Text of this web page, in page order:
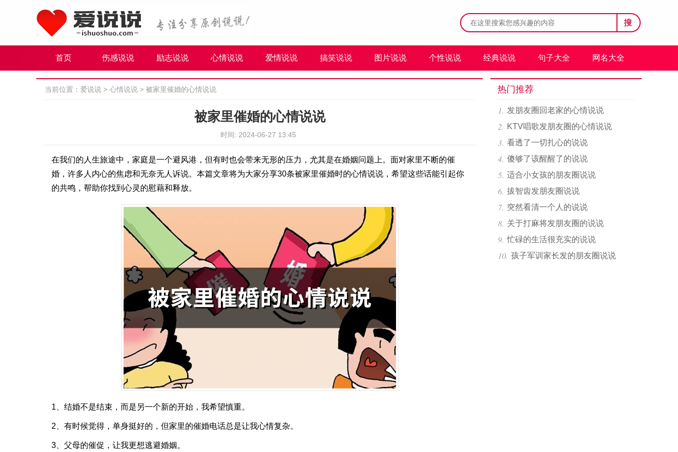
搜
首页 伤感说说 励志说说 心情说说 爱情说说 搞笑说说 图片说说 个性说说 经典说说 句子大全 网名大全
当前位置： 爱说说 > 心情说说 > 被家里催婚的心情说说
被家里催婚的心情说说
时间: 2024-06-27 13:45
在我们的人生旅途中，家庭是一个避风港，但有时也会带来无形的压力，尤其是在婚姻问题上。面对家里不断的催
婚，许多人内心的焦虑和无奈无人诉说。本篇文章将为大家分享30条被家里催婚时的心情说说，希望这些话能引起你
的共鸣，帮助你找到心灵的慰藉和释放。
1、结婚不是结束，而是另一个新的开始，我希望慎重。
2、有时候觉得，单身挺好的，但家里的催婚电话总是让我心情复杂。
3、父母的催促，让我更想逃避婚姻。
热门推荐
发朋友圈回老家的心情说说
KTV唱歌发朋友圈的心情说说
看透了一切扎心的说说
傻够了该醒醒了的说说
适合小女孩的朋友圈说说
拔智齿发朋友圈说说
突然看清一个人的说说
关于打麻将发朋友圈的说说
忙碌的生活很充实的说说
孩子军训家长发的朋友圈说说